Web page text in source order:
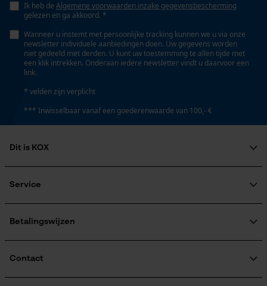
Ik heb de Algemene voorwaarden inzake gegevensbescherming
gelezen en ga akkoord. *
Wanneer u instemt met persoonlijke tracking kunnen we u via onze
newsletter individuele aanbiedingen doen. Uw gegevens worden
niet gedeeld met derden. U kunt uw toestemming te allen tijde met
een klik intrekken. Onderaan iedere newsletter vindt u daarvoor een
link.
* velden zijn verplicht
*** Inwisselbaar vanaf een goederenwaarde van 100,- €
Dit is KOX
Maatschappelijke betrokkenheid
Aanmelding nieuwsbrief
Service
KOX catalogus
Verzendkosteninformatie
Betalingswijzen
Contact